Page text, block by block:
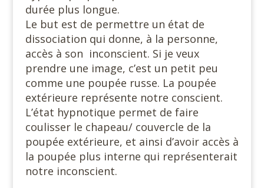
durée plus longue.
Le but est de permettre un état de
dissociation qui donne, à la personne,
accès à son inconscient. Si je veux
prendre une image, c’est un petit peu
comme une poupée russe. La poupée
extérieure représente notre conscient.
L’état hypnotique permet de faire
coulisser le chapeau/ couvercle de la
poupée extérieure, et ainsi d’avoir accès à
la poupée plus interne qui représenterait
notre inconscient.